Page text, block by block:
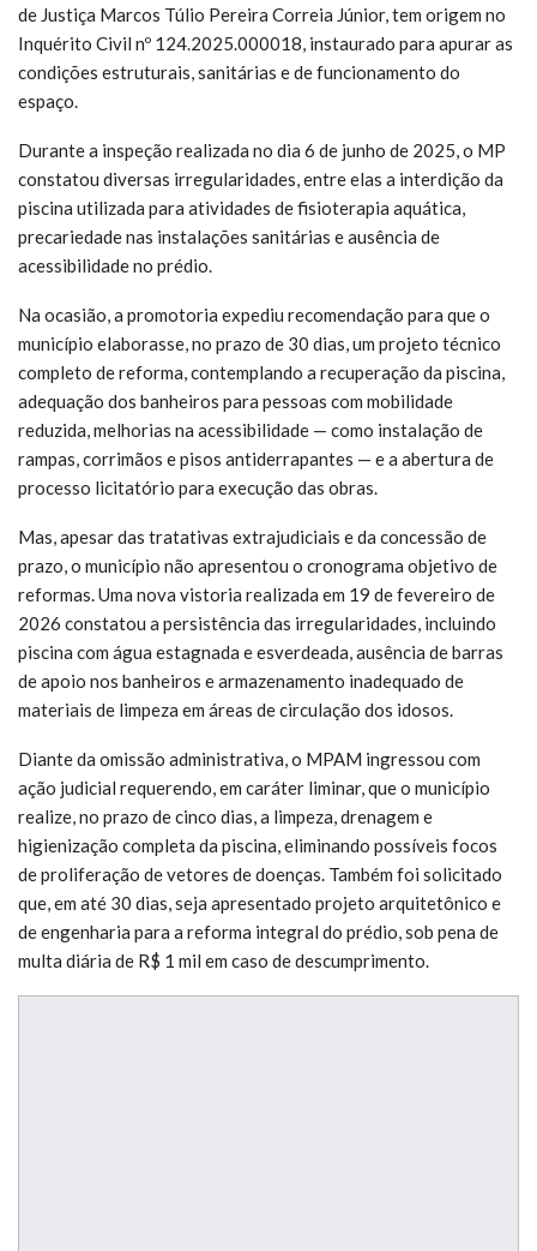
de Justiça Marcos Túlio Pereira Correia Júnior, tem origem no
Inquérito Civil nº 124.2025.000018, instaurado para apurar as
condições estruturais, sanitárias e de funcionamento do
espaço.
Durante a inspeção realizada no dia 6 de junho de 2025, o MP
constatou diversas irregularidades, entre elas a interdição da
piscina utilizada para atividades de fisioterapia aquática,
precariedade nas instalações sanitárias e ausência de
acessibilidade no prédio.
Na ocasião, a promotoria expediu recomendação para que o
município elaborasse, no prazo de 30 dias, um projeto técnico
completo de reforma, contemplando a recuperação da piscina,
adequação dos banheiros para pessoas com mobilidade
reduzida, melhorias na acessibilidade — como instalação de
rampas, corrimãos e pisos antiderrapantes — e a abertura de
processo licitatório para execução das obras.
Mas, apesar das tratativas extrajudiciais e da concessão de
prazo, o município não apresentou o cronograma objetivo de
reformas. Uma nova vistoria realizada em 19 de fevereiro de
2026 constatou a persistência das irregularidades, incluindo
piscina com água estagnada e esverdeada, ausência de barras
de apoio nos banheiros e armazenamento inadequado de
materiais de limpeza em áreas de circulação dos idosos.
Diante da omissão administrativa, o MPAM ingressou com
ação judicial requerendo, em caráter liminar, que o município
realize, no prazo de cinco dias, a limpeza, drenagem e
higienização completa da piscina, eliminando possíveis focos
de proliferação de vetores de doenças. Também foi solicitado
que, em até 30 dias, seja apresentado projeto arquitetônico e
de engenharia para a reforma integral do prédio, sob pena de
multa diária de R$ 1 mil em caso de descumprimento.